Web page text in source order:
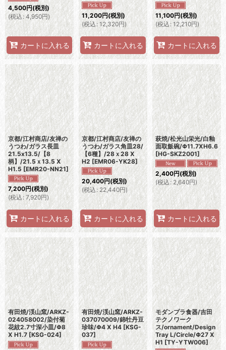
4,500円(税別)
(税込: 4,950円)
カートに入れる
11,200円(税別)
(税込: 12,320円)
カートに入れる
11,100円(税別)
(税込: 12,210円)
カートに入れる
京都/江村商店/友禅の
うつわ/ガラス長皿
21.5x13.5/【8
柄】/21.5ｘ13.5 X
H1.5 [EMR20-NN21]
7,200円(税別)
(税込: 7,920円)
カートに入れる
京都/江村商店/友禅の
うつわ/ガラス角皿28/
【6種】/28ｘ28 X
H2 [EMR06-YK28]
20,400円(税別)
(税込: 22,440円)
カートに入れる
萩焼/松光山栄光/白釉
面取飯碗/Φ11.7XH6.6
[HG-SKZ2001]
2,400円(税別)
(税込 : 2,640円)
カートに入れる
有田焼/渓山窯/ARKZ-
024058002/染付菊
花紋2.7寸深小皿/Φ8
X H1.7 [KSG-024]
有田焼/渓山窯/ARKZ-
037070009/錦牡丹豆
珍味/Φ4 X H4 [KSG-
037]
モダンプラ食器/吉田
テクノワーク
ス/ornament/Design
Tray L/Circle/Φ27 X
H1 [TY-YTW006]